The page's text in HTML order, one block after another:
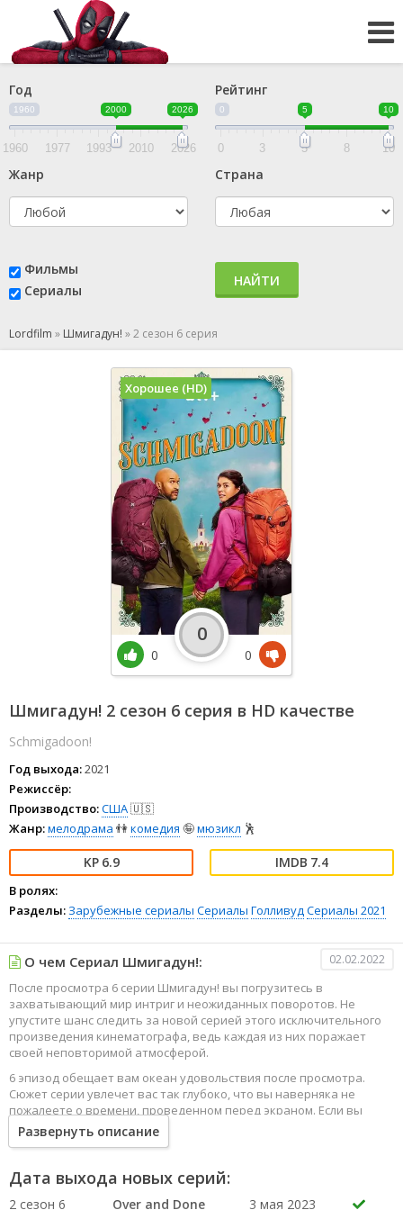
Год
1960 2000 2026
1960 1977 1993 2010 2026
Рейтинг
0 5 10
0 3 5 8 10
Жанр Страна
Фильмы
Сериалы
НАЙТИ
Lordfilm » Шмигадун! »2 сезон 6 серия
Шмигадун! 2 сезон 6 серия в HD качестве
Schmigadoon!
Год выхода:2021
Режиссёр:
Производство:США🇺🇸
Жанр:мелодрама 👫комедия 🤪мюзикл 🕺
6.9 7.4
В ролях:
Разделы: Зарубежные сериалы Сериалы ГолливудСериалы 2021
Хорошее (HD)
0
0
0
О чем Сериал Шмигадун!: 02.02.2022
После просмотра 6 серии Шмигадун! вы погрузитесь в
захватывающий мир интриг и неожиданных поворотов. Не
упустите шанс следить за новой серией этого исключительного
произведения кинематографа, ведь каждая из них поражает
своей неповторимой атмосферой.
6 эпизод обещает вам океан удовольствия после просмотра.
Сюжет серии увлечет вас так глубоко, что вы наверняка не
пожалеете о времени, проведенном перед экраном. Если вы
жаждете наслаждаться онлайн этим сериалом в высоком
качестве HD, то ваш выбор будет весьма правильным. Каждый
событиями, но и яркими, запоминающимися героями, которые
надолго останутся в вашей памяти.
Развернуть описание
Дата выхода новых серий:
2 сезон 6
Over and Done
3 мая 2023